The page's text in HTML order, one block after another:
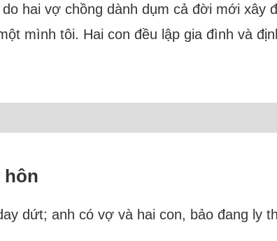
hai vợ chồng dành dụm cả đời mới xây
mình tôi. Hai con đều lập gia đình và
hôn
dứt; anh có vợ và hai con, bảo đang ly